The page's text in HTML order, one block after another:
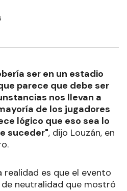
dijo que no tiene poder
ser en un estadio
parece que debe ser
nos llevan a
de los jugadores
suceder", dijo Louzán, en